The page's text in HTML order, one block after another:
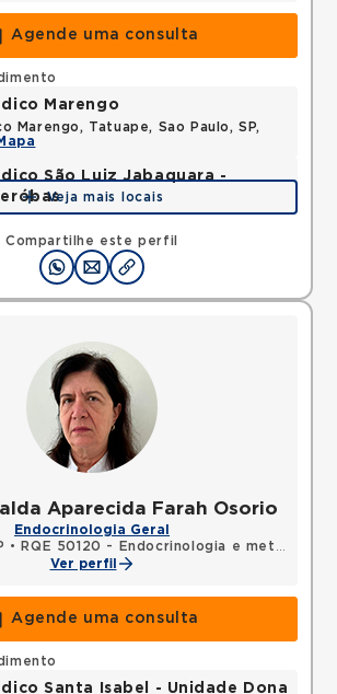
Agende uma consulta
Compartilhe este perfil
Marengo
Marengo, Tatuape, Sao Paulo, SP,
São Luiz Jabaquara -
Jabaquara, Sao Paulo, SP,
Mapa
Veja mais locais
Aparecida Farah Osorio
Endocrinologia Geral
•
RQE 50120 - Endocrinologia e metabologia
Ver perfil
Agende uma consulta
Santa Isabel - Unidade Dona